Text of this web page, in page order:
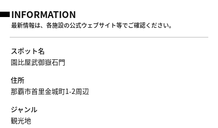
INFORMATION
最新情報は、各施設の公式ウェブサイト等でご確認ください。
スポット名
園比屋武御嶽石門
住所
那覇市首里金城町1-2周辺
ジャンル
観光地